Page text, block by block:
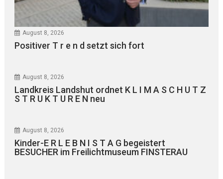
August 8, 2026
Positiver T r e n d setzt sich fort
August 8, 2026
Landkreis Landshut ordnet K L I M A S C H U T Z
S T R U K T U R E N neu
August 8, 2026
Kinder-E R L E B N I S T A G begeistert
BESUCHER im Freilichtmuseum FINSTERAU